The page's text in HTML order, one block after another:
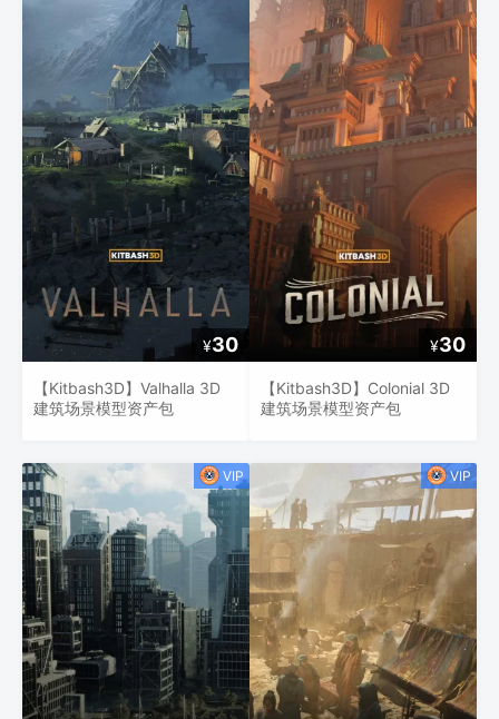
¥30
【Kitbash3D】Valhalla 3D
建筑场景模型资产包
¥30
【Kitbash3D】Colonial 3D
建筑场景模型资产包